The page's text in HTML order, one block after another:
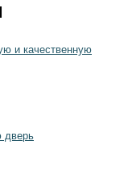
и качественную
дверь